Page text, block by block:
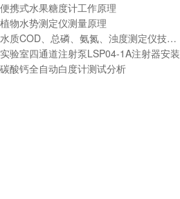
便携式水果糖度计工作原理
植物水势测定仪测量原理
水质COD、总磷、氨氮、浊度测定仪技术参数
实验室四通道注射泵LSP04-1A注射器安装
碳酸钙全自动白度计测试分析